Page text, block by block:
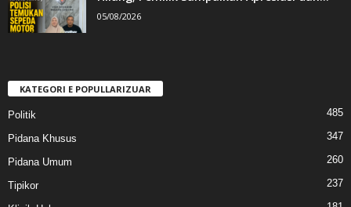
05/08/2026
KATEGORI E POPULLARIZUAR
Politik 485
Pidana Khusus 347
Pidana Umum 260
Tipikor 237